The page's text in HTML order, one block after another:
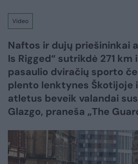
Video
Naftos ir dujų priešininkai
Is Rigged“ sutrikdė 271 km
pasaulio dviračių sporto
plento lenktynes Škotijoje
atletus beveik valandai
Glazgo, praneša „The